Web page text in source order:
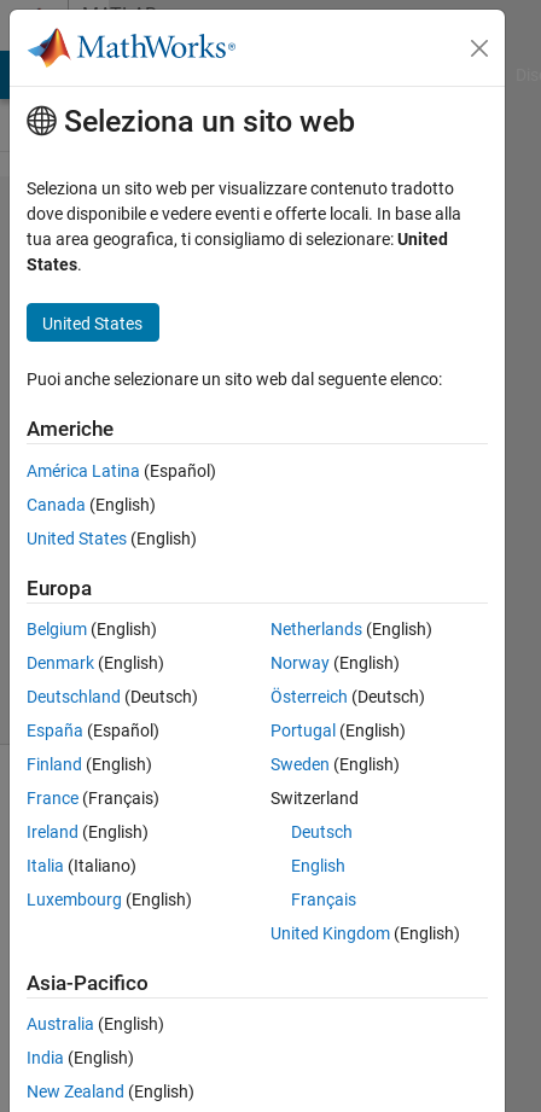
Vai al contenutoMATLAB
Answers
Remove
multiple users
simultaneously
William
Skerbitz
18 Nov
2021
1
Aggiornato
29 Mar
2023
2
Visualizzazioni
The
re
way
to
Seleziona un sito web
Seleziona un sito web per visualizzare contenuto tradotto
dove disponibile e vedere eventi e offerte locali. In base alla
tua area geografica, ti consigliamo di selezionare:United
States.
United States
Puoi anche selezionare un sito web dal seguente elenco:
Americhe
América Latina (Español)
Canada (English)
United States (English)
Europa
Belgium (English)
Denmark (English)
Deutschland (Deutsch)
España (Español)
Finland (English)
France (Français)
Ireland (English)
Italia (Italiano)
Luxembourg (English)
Netherlands(English)
Norway(English)
Österreich (Deutsch)
Portugal (English)
Sweden (English)
Switzerland
Deutsch
English
Français
United Kingdom(English)
Asia-Pacifico
Australia (English)
India (English)
New Zealand (English)